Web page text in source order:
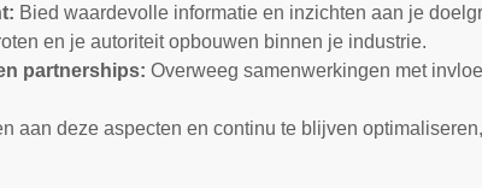
Bied waardevolle informatie en inzichten aan je
en je autoriteit opbouwen binnen je industrie.
partnerships: Overweeg samenwerkingen met
aan deze aspecten en continu te blijven